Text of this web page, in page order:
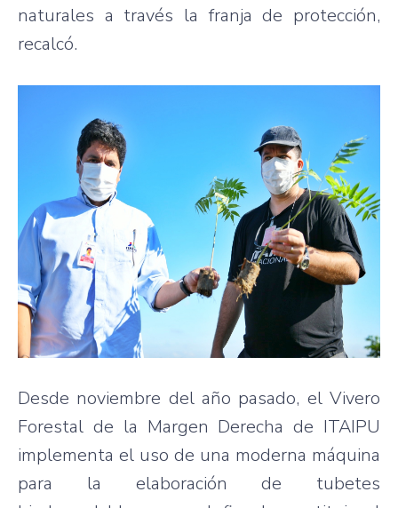
naturales a través la franja de protección,
recalcó.
Desde noviembre del año pasado, el Vivero
Forestal de la Margen Derecha de ITAIPU
implementa el uso de una moderna máquina
para la elaboración de tubetes